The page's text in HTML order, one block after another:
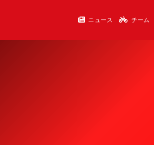
ニュース チーム